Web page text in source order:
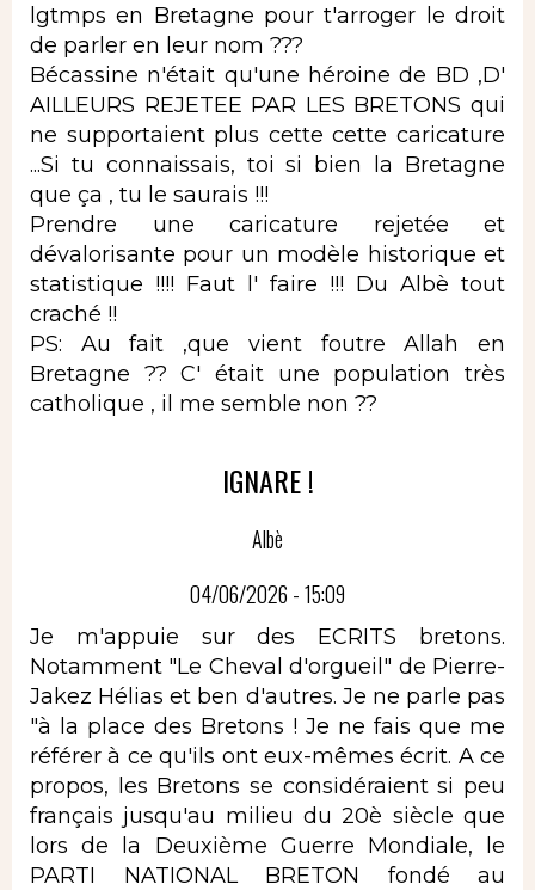
lgtmps en Bretagne pour t'arroger le droit
de parler en leur nom ???
Bécassine n'était qu'une héroine de BD ,D'
AILLEURS REJETEE PAR LES BRETONS qui
ne supportaient plus cette cette caricature
...Si tu connaissais, toi si bien la Bretagne
que ça , tu le saurais !!!
Prendre une caricature rejetée et
dévalorisante pour un modèle historique et
statistique !!!! Faut l' faire !!! Du Albè tout
craché !!
PS: Au fait ,que vient foutre Allah en
Bretagne ?? C' était une population très
catholique , il me semble non ??
IGNARE !
Albè
04/06/2026 - 15:09
Je m'appuie sur des ECRITS bretons.
Notamment "Le Cheval d'orgueil" de Pierre-
Jakez Hélias et ben d'autres. Je ne parle pas
"à la place des Bretons ! Je ne fais que me
référer à ce qu'ils ont eux-mêmes écrit. A ce
propos, les Bretons se considéraient si peu
français jusqu'au milieu du 20è siècle que
lors de la Deuxième Guerre Mondiale, le
PARTI NATIONAL BRETON fondé au